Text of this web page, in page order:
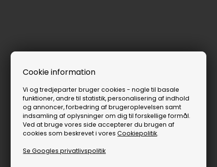
Cookie information
Vi og tredjeparter bruger cookies - nogle til basale
funktioner, andre til statistik, personalisering af indhold
og annoncer, forbedring af brugeroplevelsen samt
indsamling af oplysninger om dig til forskellige formål.
Ved at bruge vores side accepterer du brugen af
cookies som beskrevet i voresCookiepolitik.
Se Googles privatlivspolitik